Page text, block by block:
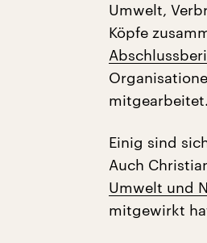
Umwelt,
Köpfe
Einig sind
Auch
Umwelt und
mitgewirkt